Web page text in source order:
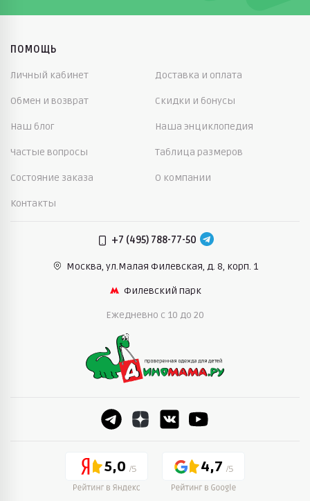
ПОМОЩЬ
Личный кабинет Доставка и оплата
Обмен и возврат Скидки и бонусы
Наш блог Наша энциклопедия
Частые вопросы Таблица размеров
Состояние заказа О компании
Контакты
+7 (495) 788-77-50
Москва, ул.Малая Филевская, д. 8, корп. 1
Филевский парк
Ежедневно c 10 до 20
5,0 4,7